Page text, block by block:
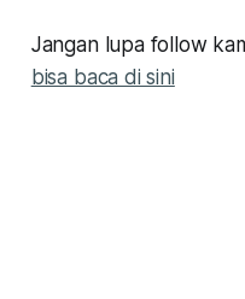
Jangan lupa follow
bisa baca di sini